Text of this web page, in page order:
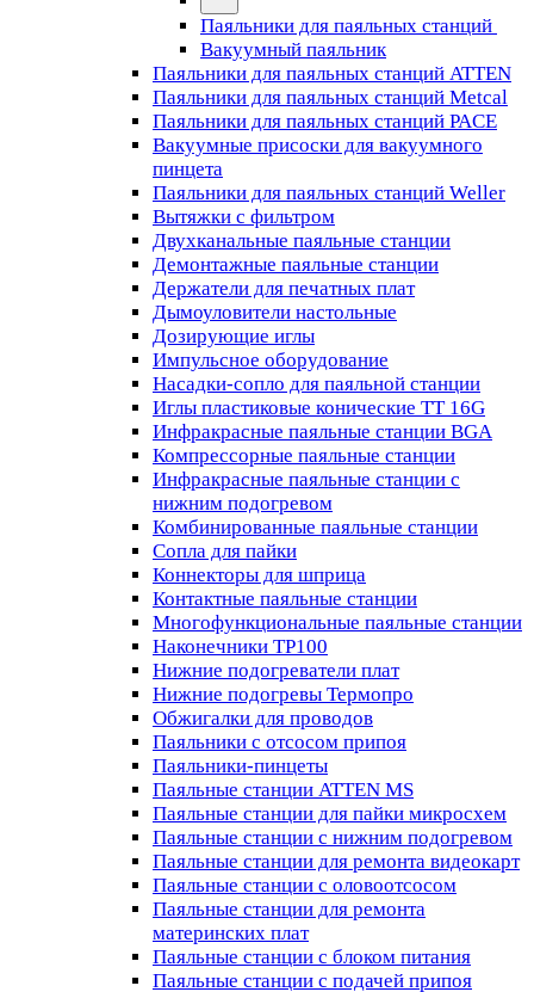
Паяльники для паяльных станций
Вакуумный паяльник
Паяльники для паяльных станций ATTEN
Паяльники для паяльных станций Metcal
Паяльники для паяльных станций PACE
Вакуумные присоски для вакуумного
пинцета
Паяльники для паяльных станций Weller
Вытяжки с фильтром
Двухканальные паяльные станции
Демонтажные паяльные станции
Держатели для печатных плат
Дымоуловители настольные
Дозирующие иглы
Импульсное оборудование
Насадки-сопло для паяльной станции
Иглы пластиковые конические TT 16G
Инфракрасные паяльные станции BGA
Компрессорные паяльные станции
Инфракрасные паяльные станции с
нижним подогревом
Комбинированные паяльные станции
Сопла для пайки
Коннекторы для шприца
Контактные паяльные станции
Многофункциональные паяльные станции
Наконечники TP100
Нижние подогреватели плат
Нижние подогревы Термопро
Обжигалки для проводов
Паяльники с отсосом припоя
Паяльники-пинцеты
Паяльные станции ATTEN MS
Паяльные станции для пайки микросхем
Паяльные станции с нижним подогревом
Паяльные станции для ремонта видеокарт
Паяльные станции с оловоотсосом
Паяльные станции для ремонта
материнских плат
Паяльные станции с блоком питания
Паяльные станции с подачей припоя